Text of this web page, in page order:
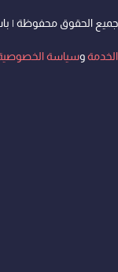
جميع الحقوق محفوظة |
الخدمةوسياسة